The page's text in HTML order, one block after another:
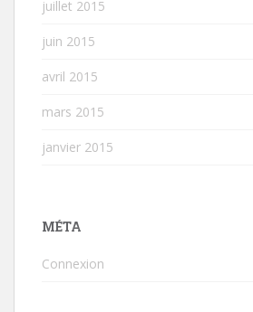
juillet 2015
juin 2015
avril 2015
mars 2015
janvier 2015
MÉTA
Connexion